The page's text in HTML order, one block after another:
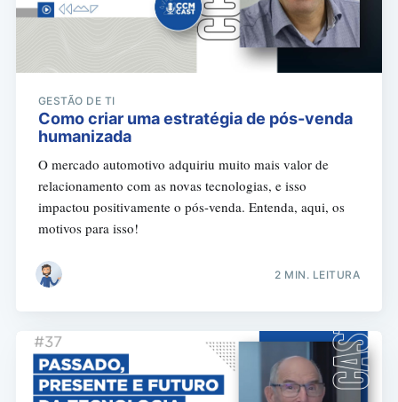
GESTÃO DE TI
Como criar uma estratégia de pós-venda
humanizada
O mercado automotivo adquiriu muito mais valor de
relacionamento com as novas tecnologias, e isso
impactou positivamente o pós-venda. Entenda, aqui, os
motivos para isso!
2 MIN. LEITURA